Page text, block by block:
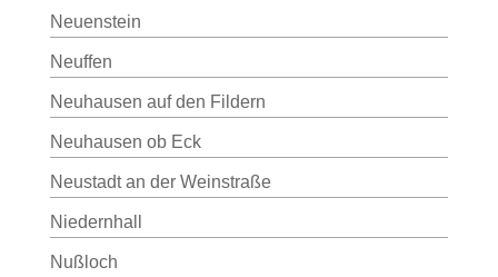
Neuenstein
Neuffen
Neuhausen auf den Fildern
Neuhausen ob Eck
Neustadt an der Weinstraße
Niedernhall
Nußloch